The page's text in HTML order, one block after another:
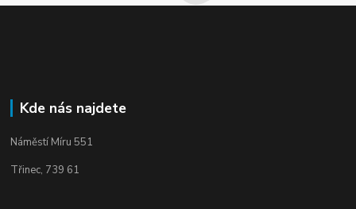
Kde nás najdete
Náměstí Míru 551
Třinec, 739 61